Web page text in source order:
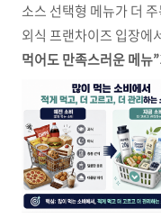
소스 선택형 메뉴가 더
외식 프랜차이즈 입장에
먹어도 만족스러운 메뉴”